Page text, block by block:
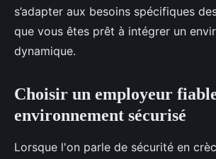
s’adapter aux besoins spécifiques
que vous êtes prêt à intégrer un
dynamique.
Choisir un employeur
environnement sécurisé
Lorsque l'on parle de sécurité en